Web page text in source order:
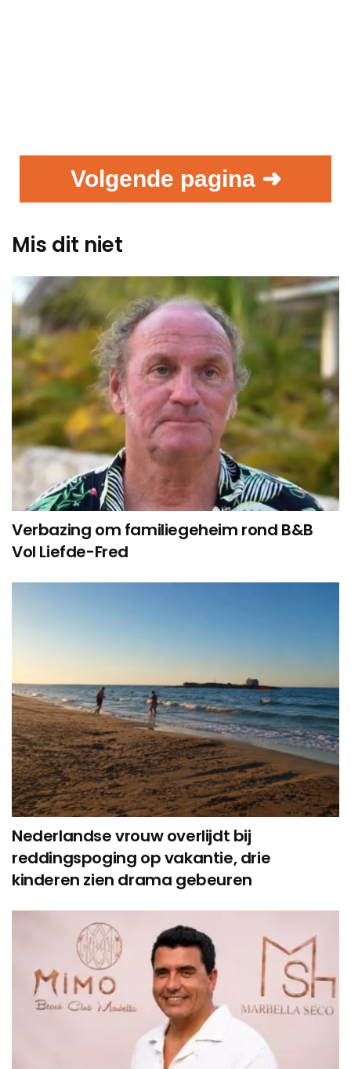
Volgende pagina ➜
Mis dit niet
Verbazing om familiegeheim rond B&B
Vol Liefde-Fred
Nederlandse vrouw overlijdt bij
reddingspoging op vakantie, drie
kinderen zien drama gebeuren